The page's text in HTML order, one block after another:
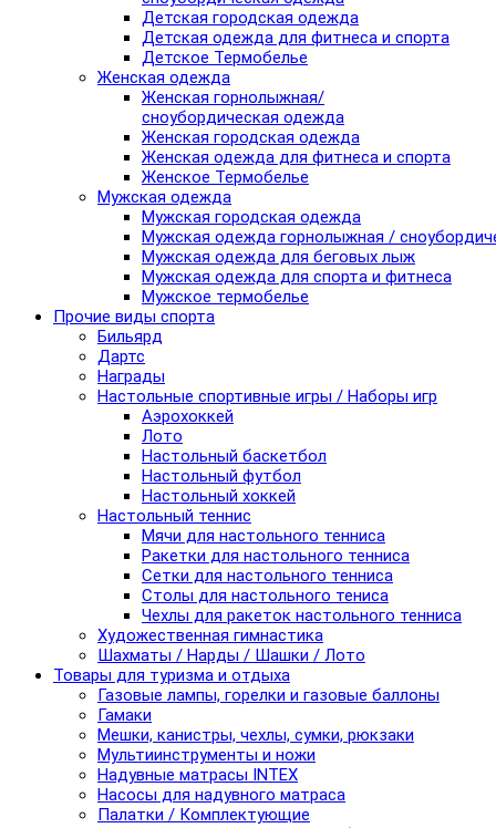
Детская городская одежда
Детская одежда для фитнеса и спорта
Детское Термобелье
Женская одежда
Женская горнолыжная/
сноубордическая одежда
Женская городская одежда
Женская одежда для фитнеса и спорта
Женское Термобелье
Мужская одежда
Мужская городская одежда
Мужская одежда горнолыжная /
Мужская одежда для беговых лыж
Мужская одежда для спорта и фитнеса
Мужское термобелье
Прочие виды спорта
Бильярд
Дартс
Награды
Настольные спортивные игры / Наборы игр
Аэрохоккей
Лото
Настольный баскетбол
Настольный футбол
Настольный хоккей
Настольный теннис
Мячи для настольного тенниса
Ракетки для настольного тенниса
Сетки для настольного тенниса
Столы для настольного тениса
Чехлы для ракеток настольного тенниса
Художественная гимнастика
Шахматы / Нарды / Шашки / Лото
Товары для туризма и отдыха
Газовые лампы, горелки и газовые баллоны
Гамаки
Мешки, канистры, чехлы, сумки, рюкзаки
Мультиинструменты и ножи
Надувные матрасы INTEX
Насосы для надувного матраса
Палатки / Комплектующие